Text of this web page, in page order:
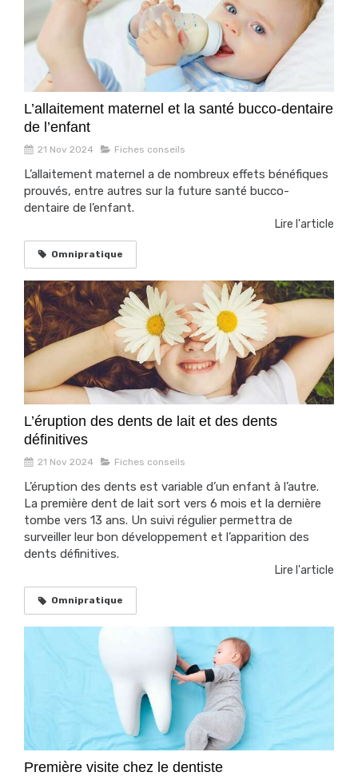
L’allaitement maternel et la santé bucco-dentaire
de l’enfant
21 Nov 2024 Fiches conseils
L’allaitement maternel a de nombreux effets bénéfiques
prouvés, entre autres sur la future santé bucco-
dentaire de l’enfant.
Lire l'article
Omnipratique
L’éruption des dents de lait et des dents
définitives
21 Nov 2024 Fiches conseils
L’éruption des dents est variable d’un enfant à l’autre.
La première dent de lait sort vers 6 mois et la dernière
tombe vers 13 ans. Un suivi régulier permettra de
surveiller leur bon développement et l’apparition des
dents définitives.
Lire l'article
Omnipratique
Première visite chez le dentiste